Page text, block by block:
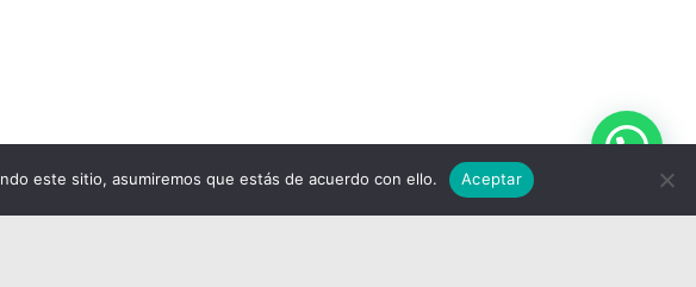
este sitio, asumiremos que estás de acuerdo con ello. Aceptar